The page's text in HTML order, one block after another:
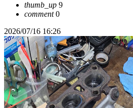
thumb_up 9
comment0
2026/07/16 16:26